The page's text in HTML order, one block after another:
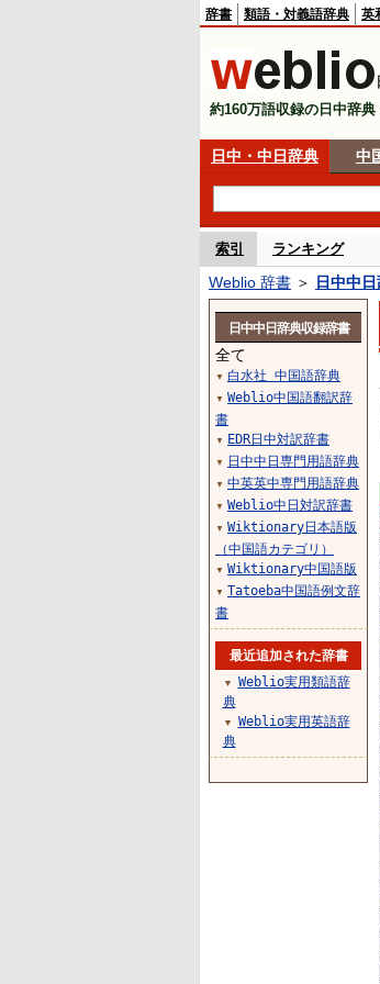
辞書 類語・対義語辞典 英
約160万語収録の日中辞典
日中・中日辞典 中
索引 ランキング
Weblio 辞書 ＞ 日中中
日中中日辞典収録辞書
全て
▼ 白水社 中国語辞典
▼ Weblio中国語翻訳辞
書
▼ EDR日中対訳辞書
▼ 日中中日専門用語辞典
▼ 中英英中専門用語辞典
▼ Weblio中日対訳辞書
▼ Wiktionary日本語版
（中国語カテゴリ）
▼ Wiktionary中国語版
▼ Tatoeba中国語例文辞
書
最近追加された辞書
▼
Weblio実用類語辞
典
▼
Weblio実用英語辞
典